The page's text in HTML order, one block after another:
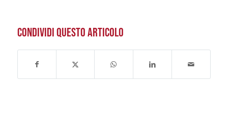
CONDIVIDI QUESTO ARTICOLO